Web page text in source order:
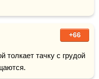
+66
толкает тачку с грудой